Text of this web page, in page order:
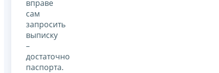
вправе
сам
запросить
выписку
–
достаточно
паспорта.